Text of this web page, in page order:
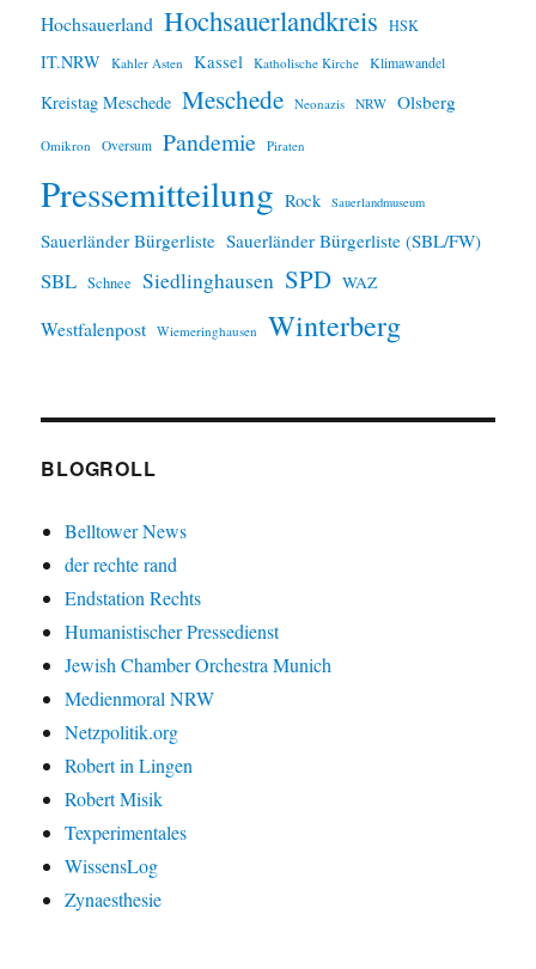
Hochsauerland Hochsauerlandkreis HSK
IT.NRW Kahler Asten Kassel Katholische Kirche Klimawandel
Kreistag Meschede Meschede Neonazis NRW Olsberg
Omikron Oversum Pandemie Piraten
Pressemitteilung Rock Sauerlandmuseum
Sauerländer Bürgerliste Sauerländer Bürgerliste (SBL/FW)
SBL Schnee Siedlinghausen SPD WAZ
Westfalenpost Wiemeringhausen Winterberg
BLOGROLL
Belltower News
der rechte rand
Endstation Rechts
Humanistischer Pressedienst
Jewish Chamber Orchestra Munich
Medienmoral NRW
Netzpolitik.org
Robert in Lingen
Robert Misik
Texperimentales
WissensLog
Zynaesthesie